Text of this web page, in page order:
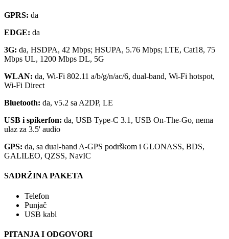
GPRS: da
EDGE: da
3G: da, HSDPA, 42 Mbps; HSUPA, 5.76 Mbps; LTE, Cat18, 75
Mbps UL, 1200 Mbps DL, 5G
WLAN: da, Wi-Fi 802.11 a/b/g/n/ac/6, dual-band, Wi-Fi hotspot,
Wi-Fi Direct
Bluetooth: da, v5.2 sa A2DP, LE
USB i spikerfon: da, USB Type-C 3.1, USB On-The-Go, nema
ulaz za 3.5' audio
GPS: da, sa dual-band A-GPS podrškom i GLONASS, BDS,
GALILEO, QZSS, NavIC
SADRŽINA PAKETA
Telefon
Punjač
USB kabl
PITANJA I ODGOVORI